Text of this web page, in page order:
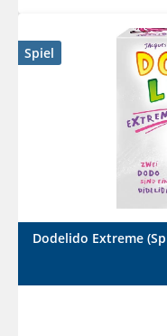
Spiel
Dodelido Extreme